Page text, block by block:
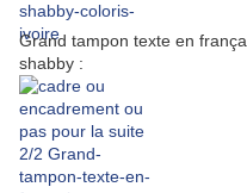
Grand tampon texte en
shabby :